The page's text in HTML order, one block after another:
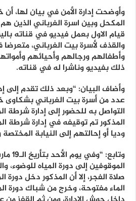
وأوضحت إدارة الأمن في بيان لها،
المكحل وبين اسرة الغرباني الذين
قيام الاول بعمل فيديو في قناته
والقذف لأسرة بيت الغرباني،
وأطفالهم ورجالهم وأحيائهم
ذلك بفيديو وناشرا له في قناته.
وأضاف البيان: “وبعد ذلك تقدم إلى
عدد من أسرة بيت الغرباني بشكاوى
التواصل به للحضور إلى إدارة شرطة
المذكور تم توقيفه في إدارة شرطة
وديا أو إحالتهم إلى النيابة المختصة
الموقوفين إلى دورة المياه للوضوء،
صلاة الفجر، إلا أن المذكور دخل دورة
الماء مفتوحة، وخرج من شباك دورة